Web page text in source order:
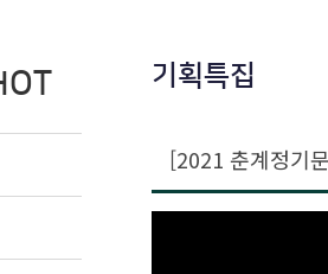
기획특집
[2021 춘계정기